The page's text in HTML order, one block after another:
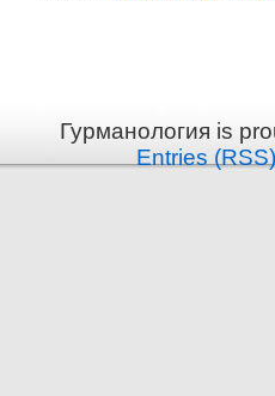
Гурманология is
Entries (RSS)